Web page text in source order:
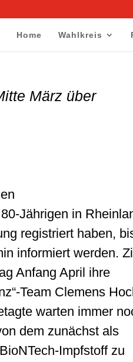
Home Wahlkreis
März über
Jährigen in
registriert haben,
informiert werden.
Anfang April ihre
Team Clemens
warten immer
dem zunächst als
Impfstoff zu